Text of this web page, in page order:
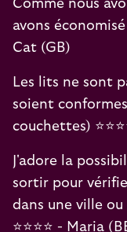
Comme nous
avons
Cat (GB)
Les lits ne sont
soient
couchettes)
J'adore la
sortir pour
dans une ville ou
⭐️⭐️⭐️⭐️ - Maria